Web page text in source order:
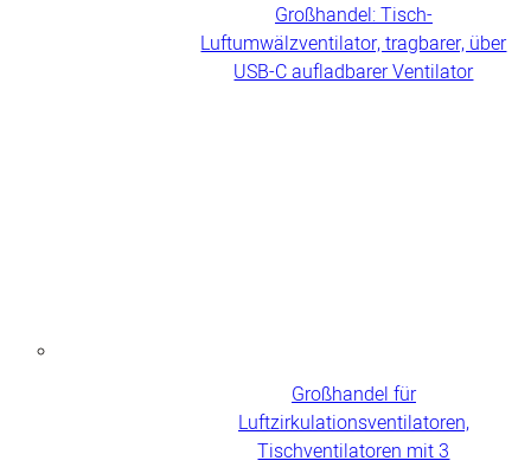
Großhandel: Tisch-
Luftumwälzventilator, tragbarer, über
USB-C aufladbarer Ventilator
Großhandel für
Luftzirkulationsventilatoren,
Tischventilatoren mit 3